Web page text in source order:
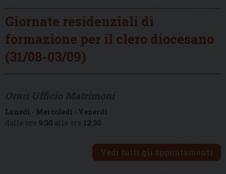
Giornate residenziali di
formazione per il clero diocesano
(31/08-03/09)
Lunedì - Mercoledì - Venerdì
dalle ore 9:30 alle ore 12:30
Vedi tutti gli appuntamenti